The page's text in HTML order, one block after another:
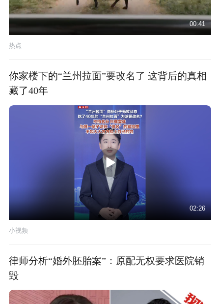
00:41
热点
你家楼下的“兰州拉面”要改名了 这背后的真相
藏了40年
02:26
小视频
律师分析“婚外胚胎案”：原配无权要求医院销
毁